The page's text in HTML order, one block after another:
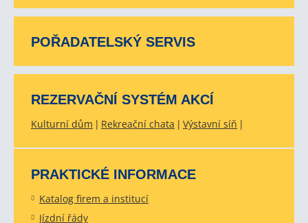
POŘADATELSKÝ SERVIS
REZERVAČNÍ SYSTÉM AKCÍ
Kulturní dům Rekreační chata Výstavní síň
PRAKTICKÉ INFORMACE
Katalog firem a institucí
Jízdní řády